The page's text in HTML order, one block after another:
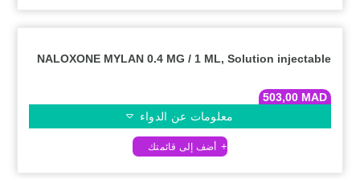
NALOXONE MYLAN 0.4 MG / 1 ML, Solution injectable
503,00 MAD
معلومات عن الدواء